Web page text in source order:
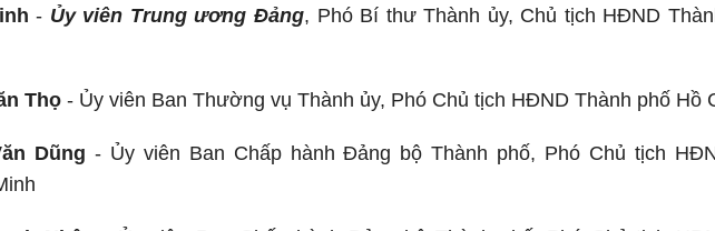
- Ủy viên Trung ương Đảng, Phó Bí thư Thành ủy, Chủ tịch HĐND
Thọ - Ủy viên Ban Thường vụ Thành ủy, Phó Chủ tịch HĐND Thành phố Hồ
Dũng - Ủy viên Ban Chấp hành Đảng bộ Thành phố, Phó Chủ tịch